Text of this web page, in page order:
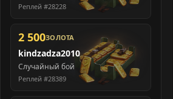
Реплей #28228
2 500ЗОЛОТА
kindzadza2010
Случайный бой
Реплей #28389